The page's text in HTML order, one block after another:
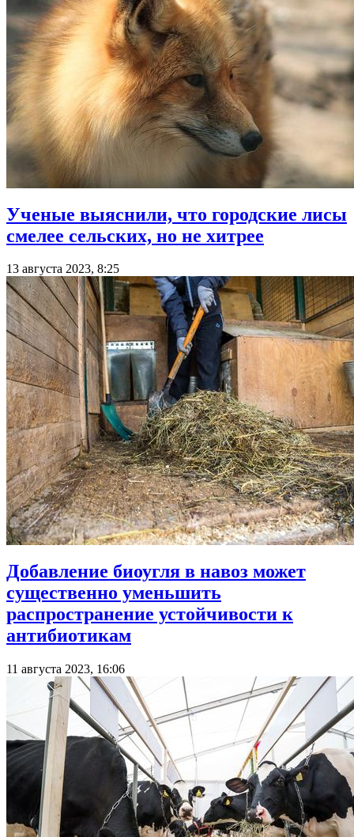
Ученые выяснили, что городские лисы
смелее сельских, но не хитрее
13 августа 2023, 8:25
Добавление биоугля в навоз может
существенно уменьшить
распространение устойчивости к
антибиотикам
11 августа 2023, 16:06